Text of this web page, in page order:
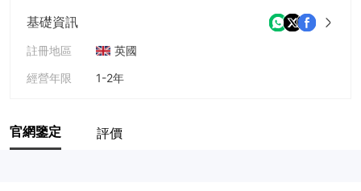
基礎資訊
註冊地區
英國
經營年限
1-2年
官網鑒定 評價